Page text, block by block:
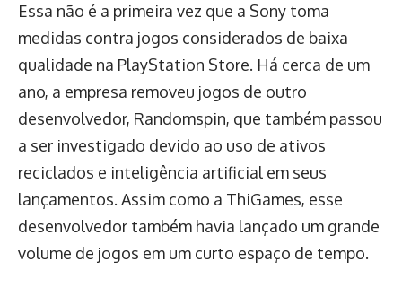
Essa não é a primeira vez que a Sony toma
medidas contra jogos considerados de baixa
qualidade na PlayStation Store. Há cerca de um
ano, a empresa removeu jogos de outro
desenvolvedor, Randomspin, que também passou
a ser investigado devido ao uso de ativos
reciclados e inteligência artificial em seus
lançamentos. Assim como a ThiGames, esse
desenvolvedor também havia lançado um grande
volume de jogos em um curto espaço de tempo.